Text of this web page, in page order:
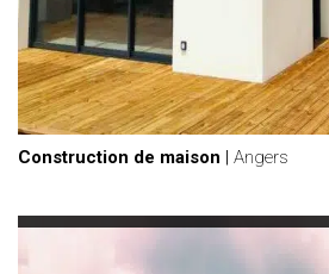
Construction de maison | Angers